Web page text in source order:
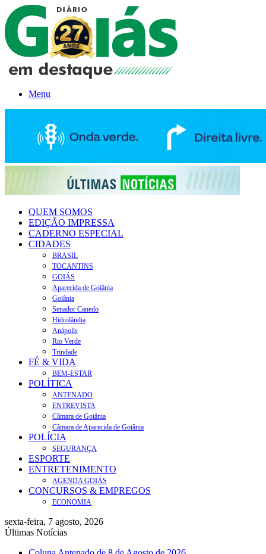
Menu
QUEM SOMOS
EDIÇÃO IMPRESSA
CADERNO ESPECIAL
CIDADES
BRASIL
TOCANTINS
GOIÁS
Aparecida de Goiânia
Goiânia
Senador Canedo
Hidrolândia
Anápolis
Rio Verde
Trindade
FÉ & VIDA
BEM-ESTAR
POLÍTICA
ANTENADO
ENTREVISTA
Câmara de Goiânia
Câmara de Aparecida de Goiânia
POLÍCIA
SEGURANÇA
ESPORTE
ENTRETENIMENTO
AGENDA GOIÁS
CONCURSOS & EMPREGOS
ECONOMIA
sexta-feira, 7 agosto, 2026
Últimas Notícias